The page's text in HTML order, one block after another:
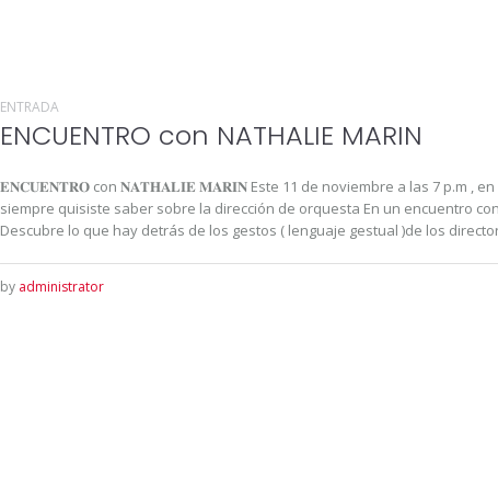
ENTRADA
ENCUENTRO con NATHALIE MARIN
𝐄𝐍𝐂𝐔𝐄𝐍𝐓𝐑𝐎 con 𝐍𝐀𝐓𝐇𝐀𝐋𝐈𝐄 𝐌𝐀𝐑𝐈𝐍 Este 11 de noviembre a las 7 p.m , en
siempre quisiste saber sobre la dirección de orquesta En un encuentro
Descubre lo que hay detrás de los gestos ( lenguaje gestual )de los
by administrator